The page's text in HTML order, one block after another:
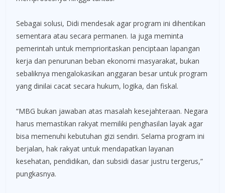
Sebagai solusi, Didi mendesak agar program ini dihentikan
sementara atau secara permanen. Ia juga meminta
pemerintah untuk memprioritaskan penciptaan lapangan
kerja dan penurunan beban ekonomi masyarakat, bukan
sebaliknya mengalokasikan anggaran besar untuk program
yang dinilai cacat secara hukum, logika, dan fiskal.
“MBG bukan jawaban atas masalah kesejahteraan. Negara
harus memastikan rakyat memiliki penghasilan layak agar
bisa memenuhi kebutuhan gizi sendiri. Selama program ini
berjalan, hak rakyat untuk mendapatkan layanan
kesehatan, pendidikan, dan subsidi dasar justru tergerus,”
pungkasnya.